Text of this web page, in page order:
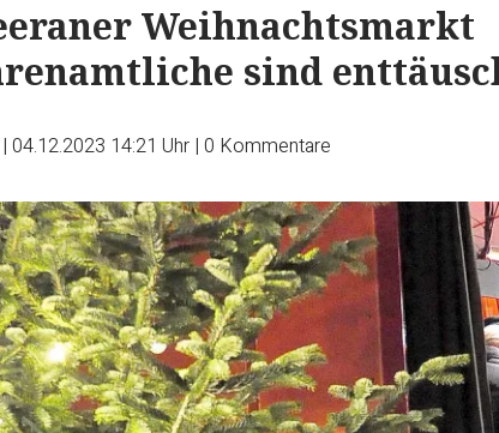
Weihnachtsmarkt
sind
| 04.12.2023 14:21 Uhr | 0 Kommentare